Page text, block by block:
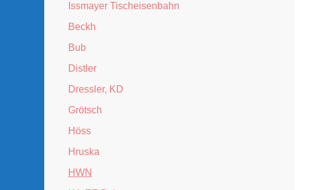
Issmayer Tischeisenbahn
Beckh
Bub
Distler
Dressler, KD
Grötsch
Höss
Hruska
HWN